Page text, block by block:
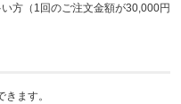
方（1回のご注文金額が30,000円
ます。